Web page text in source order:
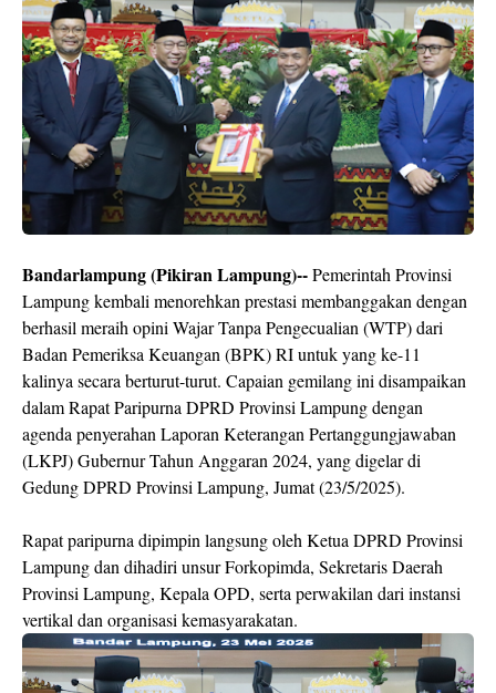
Bandarlampung (Pikiran Lampung)--Pemerintah Provinsi
Lampung kembali menorehkan prestasi membanggakan dengan
berhasil meraih opini Wajar Tanpa Pengecualian (WTP) dari
Badan Pemeriksa Keuangan (BPK) RI untuk yang ke-11
kalinya secara berturut-turut. Capaian gemilang ini disampaikan
dalam Rapat Paripurna DPRD Provinsi Lampung dengan
agenda penyerahan Laporan Keterangan Pertanggungjawaban
(LKPJ) Gubernur Tahun Anggaran 2024, yang digelar di
Gedung DPRD Provinsi Lampung, Jumat (23/5/2025).
Rapat paripurna dipimpin langsung oleh Ketua DPRD Provinsi
Lampung dan dihadiri unsur Forkopimda, Sekretaris Daerah
Provinsi Lampung, Kepala OPD, serta perwakilan dari instansi
vertikal dan organisasi kemasyarakatan.